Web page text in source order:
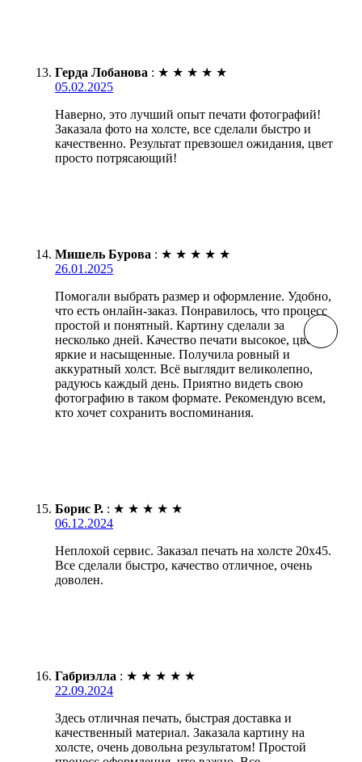
Герда Лобанова : ★ ★ ★ ★ ★
05.02.2025
Наверно, это лучший опыт печати фотографий!
Заказала фото на холсте, все сделали быстро и
качественно. Результат превзошел ожидания, цвет
просто потрясающий!
Мишель Бурова : ★ ★ ★ ★ ★
26.01.2025
Помогали выбрать размер и оформление. Удобно,
что есть онлайн-заказ. Понравилось, что процесс
простой и понятный. Картину сделали за
несколько дней. Качество печати высокое, цвета
яркие и насыщенные. Получила ровный и
аккуратный холст. Всё выглядит великолепно,
радуюсь каждый день. Приятно видеть свою
фотографию в таком формате. Рекомендую всем,
кто хочет сохранить воспоминания.
Борис Р. : ★ ★ ★ ★ ★
06.12.2024
Неплохой сервис. Заказал печать на холсте 20х45.
Все сделали быстро, качество отличное, очень
доволен.
Габриэлла : ★ ★ ★ ★ ★
22.09.2024
Здесь отличная печать, быстрая доставка и
качественный материал. Заказала картину на
холсте, очень довольна результатом! Простой